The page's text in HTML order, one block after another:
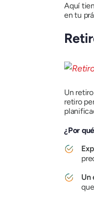
Aquí
en tu
Un
retiro
¿Por
Un